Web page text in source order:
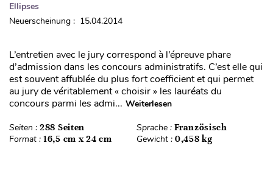
Ellipses
Neuerscheinung : 15.04.2014
L’entretien avec le jury correspond à l’épreuve phare
d’admission dans les concours administratifs. C’est elle qui
est souvent affublée du plus fort coefficient et qui permet
au jury de véritablement « choisir » les lauréats du
concours parmi les admi... Weiterlesen
Seiten : 288 Seiten Sprache : Französisch
Format : 16,5 cm x 24 cm Gewicht : 0,458 kg